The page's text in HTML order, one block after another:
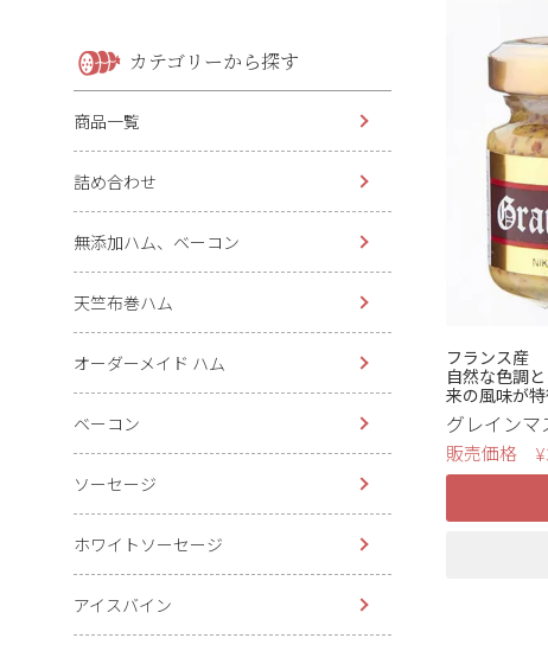
カテゴリーから探す
商品一覧
詰め合わせ
無添加ハム、ベーコン
天竺布巻ハム
オーダーメイド ハム
ベーコン
ソーセージ
ホワイトソーセージ
アイスバイン
フランス産
自然な色調
来の風味が特
グレイン
販売価格 ¥